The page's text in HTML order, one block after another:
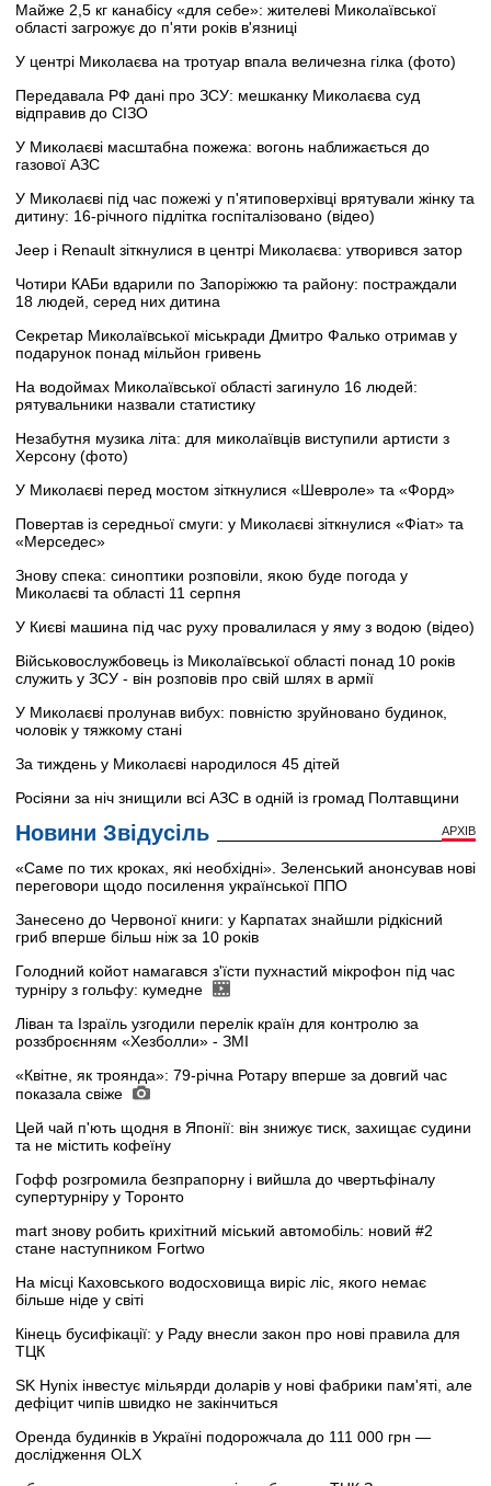
Майже 2,5 кг канабісу «для себе»: жителеві Миколаївської
області загрожує до п'яти років в'язниці
У центрі Миколаєва на тротуар впала величезна гілка (фото)
Передавала РФ дані про ЗСУ: мешканку Миколаєва суд
відправив до СІЗО
У Миколаєві масштабна пожежа: вогонь наближається до
газової АЗС
У Миколаєві під час пожежі у п'ятиповерхівці врятували жінку та
дитину: 16-річного підлітка госпіталізовано (відео)
Jeep і Renault зіткнулися в центрі Миколаєва: утворився затор
Чотири КАБи вдарили по Запоріжжю та району: постраждали
18 людей, серед них дитина
Секретар Миколаївської міськради Дмитро Фалько отримав у
подарунок понад мільйон гривень
На водоймах Миколаївської області загинуло 16 людей:
рятувальники назвали статистику
Незабутня музика літа: для миколаївців виступили артисти з
Херсону (фото)
У Миколаєві перед мостом зіткнулися «Шевроле» та «Форд»
Повертав із середньої смуги: у Миколаєві зіткнулися «Фіат» та
«Мерседес»
Знову спека: синоптики розповіли, якою буде погода у
Миколаєві та області 11 серпня
У Києві машина під час руху провалилася у яму з водою (відео)
Військовослужбовець із Миколаївської області понад 10 років
служить у ЗСУ - він розповів про свій шлях в армії
У Миколаєві пролунав вибух: повністю зруйновано будинок,
чоловік у тяжкому стані
За тиждень у Миколаєві народилося 45 дітей
Росіяни за ніч знищили всі АЗС в одній із громад Полтавщини
Новини Звідусіль АРХІВ
«Саме по тих кроках, які необхідні». Зеленський анонсував нові
переговори щодо посилення української ППО
Занесено до Червоної книги: у Карпатах знайшли рідкісний
гриб вперше більш ніж за 10 років
Голодний койот намагався з'їсти пухнастий мікрофон під час
турніру з гольфу: кумедне
Ліван та Ізраїль узгодили перелік країн для контролю за
роззброєнням «Хезболли» - ЗМІ
«Квітне, як троянда»: 79-річна Ротару вперше за довгий час
показала свіже
Цей чай п'ють щодня в Японії: він знижує тиск, захищає судини
та не містить кофеїну
Гофф розгромила безпрапорну і вийшла до чвертьфіналу
супертурніру у Торонто
mart знову робить крихітний міський автомобіль: новий #2
стане наступником Fortwo
На місці Каховського водосховища виріс ліс, якого немає
більше ніде у світі
Кінець бусифікації: у Раду внесли закон про нові правила для
ТЦК
SK Hynix інвестує мільярди доларів у нові фабрики пам'яті, але
дефіцит чипів швидко не закінчиться
Оренда будинків в Україні подорожчала до 111 000 грн —
дослідження OLX